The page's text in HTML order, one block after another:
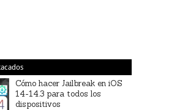
Cómo hacer Jailbreak en iOS
14-14.3 para todos los
dispositivos